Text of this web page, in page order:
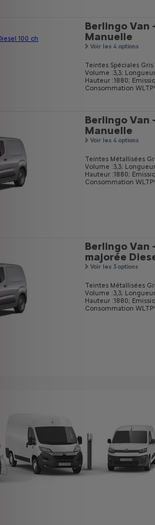
Berlingo Van
Manuelle
Voir les 4 options
Teintes Spéciales
Volume :3,3;
Hauteur :1880;
Consommation
Berlingo Van
Manuelle
Voir les 4 options
Teintes Métallisées
Volume :3,3;
Hauteur :1880;
Consommation
Berlingo Van
majorée
Voir les 3 options
Teintes Métallisées
Volume :3,3;
Hauteur :1880;
Consommation